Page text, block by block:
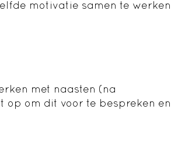
motivatie samen te werken
met naasten (na
op om dit voor te bespreken en